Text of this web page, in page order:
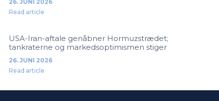
26. JUNI 2026
Read article
USA-Iran-aftale genåbner Hormuzstrædet;
tankraterne og markedsoptimismen stiger
26. JUNI 2026
Read article